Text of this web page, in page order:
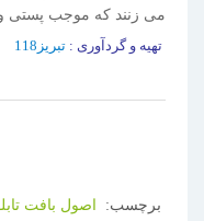
می زنند که موجب پستی و
تهیه و گردآوری : تبریز118
برچسب: اصول بافت